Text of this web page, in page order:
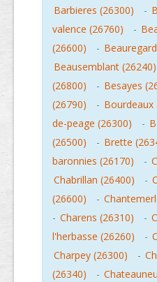
Barbieres (26300)
-
valence (26760)
-
(26600)
-
Beausemblant (26240)
(26800)
- Besayes
(26790)
- Bourdeaux
de-peage (26300)
-
(26500)
- Brette
baronnies (26170)
-
Chabrillan (26400)
-
(26600)
-
- Charens (26310) -
l'herbasse (26260)
-
Charpey (26300)
-
(26340)
-